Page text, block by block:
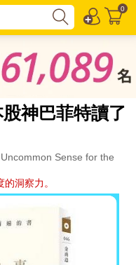
0
神巴菲特讀了
Sense for the
洞察力。